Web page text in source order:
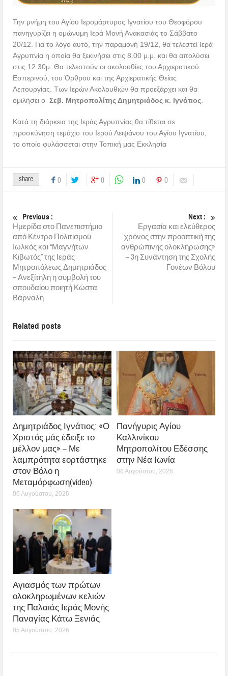
Την μνήμη του Αγίου Ιερομάρτυρος Ιγνατίου του Θεοφόρου
πανηγυρίζει η ομώνυμη Ιερά Μονή Ανακασιάς το Σάββατο
20/12. Για το λόγο αυτό, την παραμονή 19/12, θα τελεστεί Ιερά
Αγρυπνία η οποία θα ξεκινήσει στις 8.00 μ.μ. και θα απολύσει
στις 12.30μ. Θα τελεστούν οι ακολουθίες του Αρχιερατικού
Εσπερινού, του Όρθρου και της Αρχιερατικής Θείας
Λειτουργίας. Των Ιερών Ακολουθιών θα προεξάρχει και θα
ομιλήσει οΣεβ. Μητροπολίτης Δημητριάδος κ. Ιγνάτιος
Κατά τη διάρκεια της Ιεράς Αγρυπνίας θα τίθεται σε
προσκύνηση τεμάχιο του Ιερού Λειψάνου του Αγίου Ιγνατίου,
το οποίο φυλάσσεται στην Τοπική μας Εκκλησία
share 0 0 0 0
Previous :
Ημερίδα στο Πανεπιστήμιο
από Κέντρο Πολιτισμού
Ιωλκός και “Μαγνήτων
Κιβωτός” της Ιεράς
Μητροπόλεως Δημητριάδος
– Ανεξίτηλη η συμβολή του
σπουδαίου ποιητή Κώστα
Βάρναλη
Next :
Εργασία και ελεύθερος
χρόνος στην προοπτική της
ανθρώπινης ολοκλήρωσης»
– 3η Συνάντηση της Σχολής
Γονέων Βόλου
Related posts
Δημητριάδος Ιγνάτιος: «Ο
Χριστός μάς έδειξε το
μέλλον μας» – Με
λαμπρότητα εορτάστηκε
στον Βόλο η
Μεταμόρφωση(video)
06 Αυγούστου, 2026
Πανήγυρις Αγίου
Καλλινίκου
Μητροπολίτου Εδέσσης
στην Νέα Ιωνία
06 Αυγούστου, 2026
Αγιασμός των πρώτων
ολοκληρωμένων κελιών
της Παλαιάς Ιεράς Μονής
Παναγίας Κάτω Ξενιάς
05 Αυγούστου, 2026